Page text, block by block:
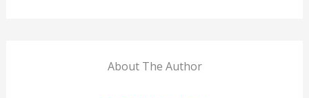
About The Author